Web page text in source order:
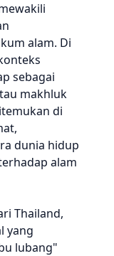
alam. Di
sebagai
makhluk
di
dunia hidup
alam
Thailand,
yang
lubang"